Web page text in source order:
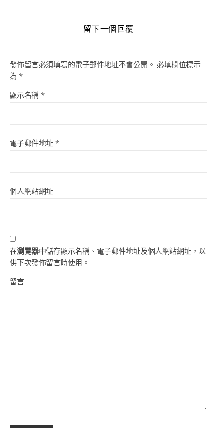
留下一個回覆
發佈留言必須填寫的電子郵件地址不會公開。 必填欄位標示
為 *
顯示名稱 *
電子郵件地址 *
個人網站網址
在瀏覽器中儲存顯示名稱、電子郵件地址及個人網站網址，以
供下次發佈留言時使用。
留言